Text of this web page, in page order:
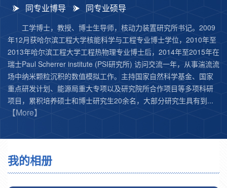
同专业博导 同专业硕导
工学博士，教授、博士生导师，核动力装置研究所书记。2009
年12月获哈尔滨工程大学核能科学与工程专业博士学位，2010年至
2013年哈尔滨工程大学工程热物理专业博士后，2014年至2015年在
瑞士Paul Scherrer institute (PSI研究所) 访问交流一年，从事湍流流
场中纳米颗粒沉积的数值模拟工作。主持国家自然科学基金、国家
重点研发计划、能源局重大专项以及研究院所合作项目等多项科研
项目，累积培养硕士和博士研究生20余名，大部分研究生具有到...
【More】
我的相册